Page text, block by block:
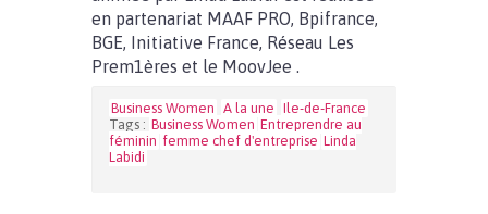
en partenariat MAAF PRO, Bpifrance,
BGE, Initiative France, Réseau Les
Prem1ères et le MoovJee .
Business Women A la une Ile-de-France
Tags : Business Women Entreprendre au
féminin femme chef d'entreprise Linda
Labidi